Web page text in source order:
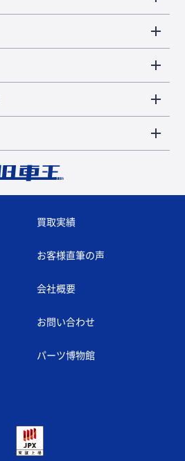
買取実績
お客様直筆の声
会社概要
お問い合わせ
パーツ博物館